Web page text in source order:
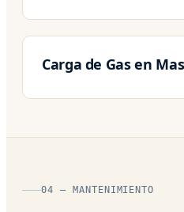
Carga de Gas en
04 — MANTENIMIENTO